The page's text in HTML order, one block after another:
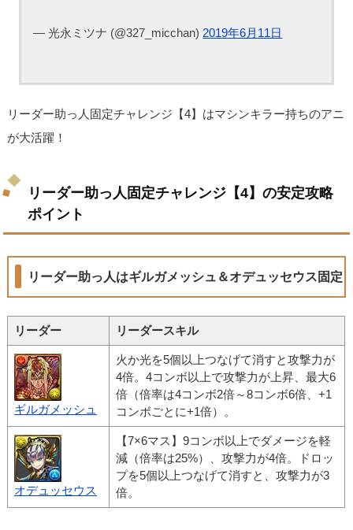
— 光永ミツナ (@327_micchan) 2019年6月11日
リーダー助っ人固定チャレンジ【4】はマシンキラー持ちのアニ
が大活躍！
リーダー助っ人固定チャレンジ【4】の安定攻略
ポイント
リーダー助っ人はギルガメッシュ＆オデュッセウス固定
リーダー リーダースキル
ギルガメッシュ
火か光を5個以上つなげて消すと攻撃力が
4倍。4コンボ以上で攻撃力が上昇、最大6
倍（倍率は4コンボ2倍～8コンボ6倍、+1
コンボごとに+1倍）。
オデュッセウス
【7×6マス】9コンボ以上でダメージを軽
減（倍率は25%）、攻撃力が4倍。ドロッ
プを5個以上つなげて消すと、攻撃力が3
倍。